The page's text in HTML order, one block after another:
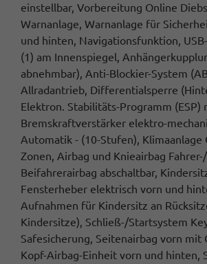
einstellbar, Vorbereitung Online
Warnanlage, Warnanlage für
und hinten, Navigationsfunktion,
(1) am Innenspiegel,
abnehmbar), Anti-Blockier-System
Allradantrieb, Differentialsperre
Elektron. Stabilitäts-Programm (ESP)
Bremskraftverstärker elektro-
Automatik - (10-Stufen), Klimaanlage
Zonen, Airbag und Knieairbag
Beifahrerairbag abschaltbar,
Fensterheber elektrisch vorn und
Aufnahmen für Kindersitz an
Kindersitze), Schließ-/Startsystem
Safesicherung, Seitenairbag vorn mit
Kopf-Airbag-Einheit vorn und hinten,